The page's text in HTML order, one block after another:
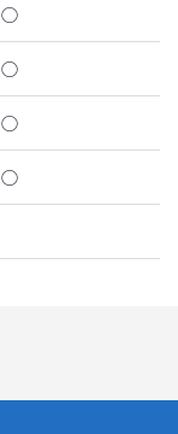
◯
◯
◯
◯